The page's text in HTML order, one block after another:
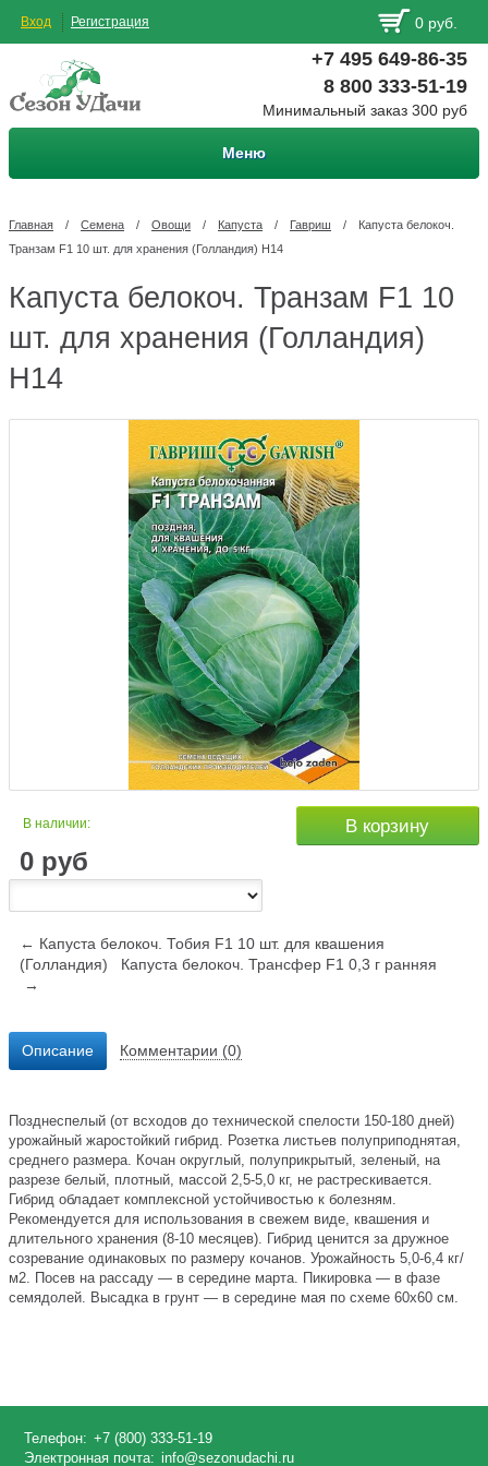
Вход Регистрация 0 руб.
+7 495 649-86-35
8 800 333-51-19
Минимальный заказ 300 руб
Меню
Главная / Семена / Овощи / Капуста / Гавриш /
Капуста белокоч.
Транзам F1 10 шт. для хранения (Голландия) Н14
Капуста белокоч. Транзам F1 10
шт. для хранения (Голландия)
Н14
В наличии:
0 руб
В корзину
← Капуста белокоч. Тобия F1 10 шт. для квашения
(Голландия)
Капуста белокоч. Трансфер F1 0,3 г ранняя
→
Описание Комментарии (0)
Позднеспелый (от всходов до технической спелости 150-180 дней)
урожайный жаростойкий гибрид. Розетка листьев полуприподнятая,
среднего размера. Кочан округлый, полуприкрытый, зеленый, на
разрезе белый, плотный, массой 2,5-5,0 кг, не растрескивается.
Гибрид обладает комплексной устойчивостью к болезням.
Рекомендуется для использования в свежем виде, квашения и
длительного хранения (8-10 месяцев). Гибрид ценится за дружное
созревание одинаковых по размеру кочанов. Урожайность 5,0-6,4 кг/
м2. Посев на рассаду — в середине марта. Пикировка — в фазе
семядолей. Высадка в грунт — в середине мая по схеме 60х60 см.
Телефон: +7 (800) 333-51-19
Электронная почта: info@sezonudachi.ru